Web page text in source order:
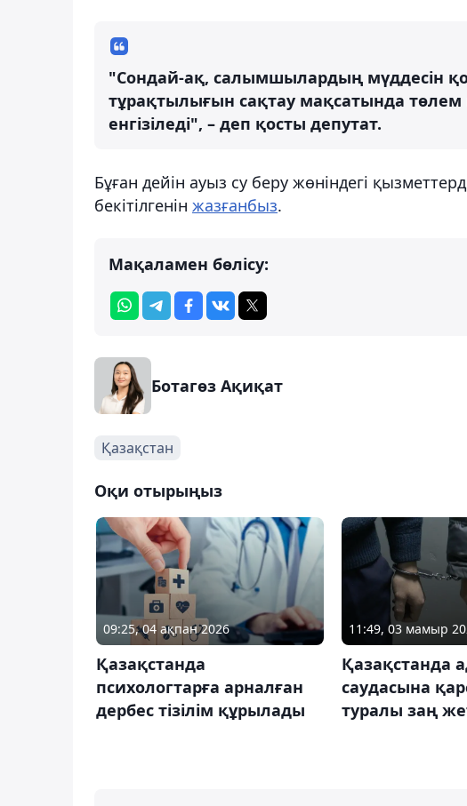
"Сондай-ақ, салымшылардың мүддесін
тұрақтылығын сақтау мақсатында төлем
енгізіледі", – деп қосты депутат.
Бұған дейін ауыз су беру жөніндегі
бекітілгенін жазғанбыз.
Мақаламен бөлісу:
Ботагөз Ақиқат
Қазақстан
Оқи отырыңыз
09:25, 04 ақпан 2026
Қазақстанда
психологтарға арналған
дербес тізілім құрылады
11:49, 03 мамыр
Қазақстанда
саудасына
туралы заң